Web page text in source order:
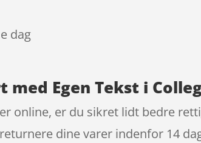
dag
med Egen Tekst i
online, er du sikret lidt bedre
dine varer indenfor 14